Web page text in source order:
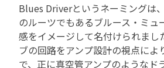
Blues Driverというネーミングは
のルーツでもあるブルース・ミュ
感をイメージして名付けられまし
ブの回路をアンプ設計の視点によ
で、正に真空管アンプのようなド